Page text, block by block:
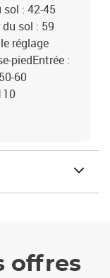
: 42-45
sol : 59
réglage
piedEntrée :
60
offres